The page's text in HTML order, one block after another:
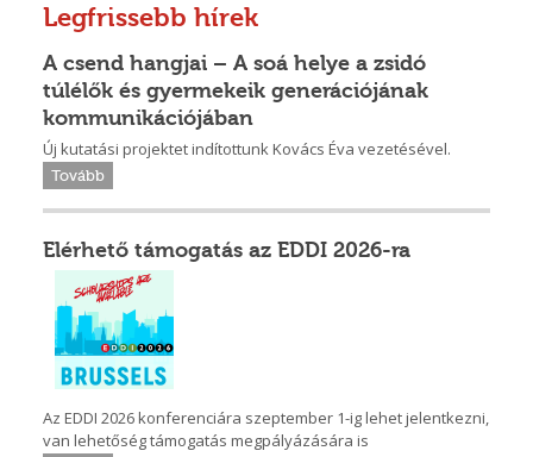
Legfrissebb hírek
A csend hangjai – A soá helye a zsidó
túlélők és gyermekeik generációjának
kommunikációjában
Új kutatási projektet indítottunk Kovács Éva vezetésével.
Tovább
Elérhető támogatás az EDDI 2026-ra
Az EDDI 2026 konferenciára szeptember 1-ig lehet jelentkezni,
van lehetőség támogatás megpályázására is